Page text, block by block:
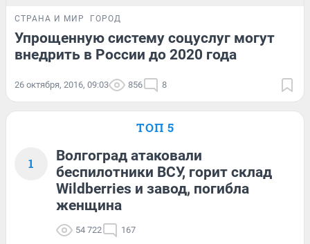
СТРАНА И МИР ГОРОД
Упрощенную систему соцуслуг могут
внедрить в России до 2020 года
26 октября, 2016, 09:03 856 8
ТОП 5
1
Волгоград атаковали
беспилотники ВСУ, горит склад
Wildberries и завод, погибла
женщина
54 722 167